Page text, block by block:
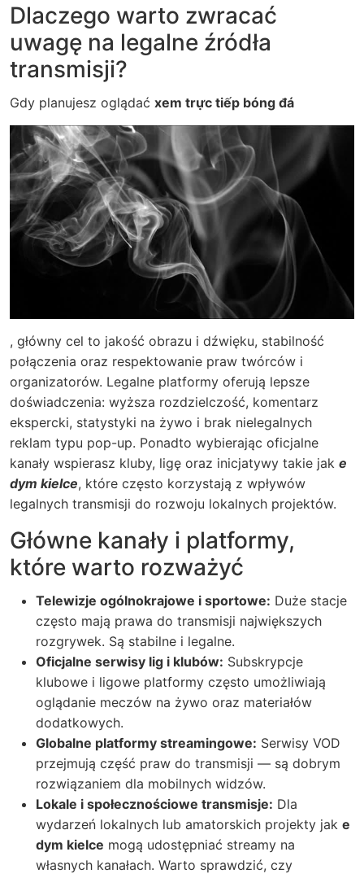
Dlaczego warto zwracać
uwagę na legalne źródła
transmisji?
Gdy planujesz oglądać xem trực tiếp bóng đá
, główny cel to jakość obrazu i dźwięku, stabilność
połączenia oraz respektowanie praw twórców i
organizatorów. Legalne platformy oferują lepsze
doświadczenia: wyższa rozdzielczość, komentarz
ekspercki, statystyki na żywo i brak nielegalnych
reklam typu pop-up. Ponadto wybierając oficjalne
kanały wspierasz kluby, ligę oraz inicjatywy takie jak e
dym kielce, które często korzystają z wpływów
legalnych transmisji do rozwoju lokalnych projektów.
Główne kanały i platformy,
które warto rozważyć
Telewizje ogólnokrajowe i sportowe: Duże stacje
często mają prawa do transmisji największych
rozgrywek. Są stabilne i legalne.
Oficjalne serwisy lig i klubów: Subskrypcje
klubowe i ligowe platformy często umożliwiają
oglądanie meczów na żywo oraz materiałów
dodatkowych.
Globalne platformy streamingowe: Serwisy VOD
przejmują część praw do transmisji — są dobrym
rozwiązaniem dla mobilnych widzów.
Lokale i społecznościowe transmisje: Dla
wydarzeń lokalnych lub amatorskich projekty jak e
dym kielce mogą udostępniać streamy na
własnych kanałach. Warto sprawdzić, czy